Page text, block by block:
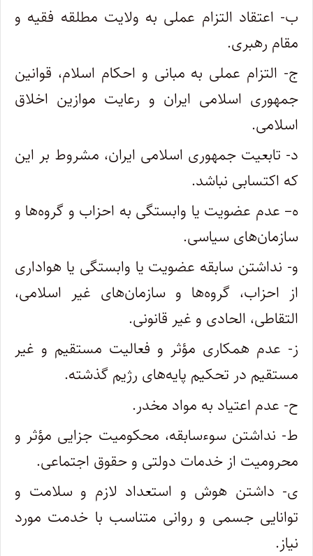
ب- اعتقاد التزام عملی به ولایت مطلقه فقیه و
مقام رهبری.
ج- التزام عملی به مبانی و احکام اسلام، قوانین
جمهوری اسلامی ایران و رعایت موازین اخلاق
اسلامی.
‌د- تابعیت جمهوری اسلامی ایران، مشروط بر این
که اکتسابی نباشد.
ه– عدم عضویت یا وابستگی به احزاب و گروه‌ها و
سازمان‌های سیاسی.
‌و- نداشتن سابقه عضویت یا وابستگی یا هواداری
از احزاب، گروه‌ها و سازمان‌های غیر اسلامی،
التقاطی، الحادی و غیر قانونی.
‌ز- عدم همکاری مؤثر و فعالیت مستقیم و غیر
مستقیم در تحکیم پایه‌های رژیم گذشته.
ح- عدم اعتیاد به مواد مخدر.
ط- نداشتن سوء‌سابقه، محکومیت جزایی مؤثر و
محرومیت از خدمات دولتی و حقوق اجتماعی.
ی- داشتن هوش و استعداد لازم و سلامت و
توانایی جسمی و روانی متناسب با خدمت مورد
نیاز.